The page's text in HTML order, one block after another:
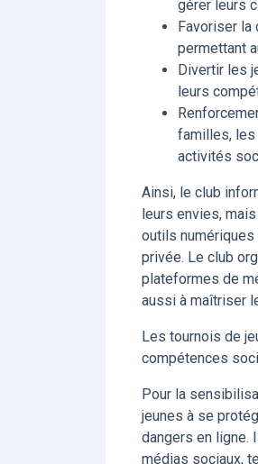
gérer leurs
Favoriser la
permettant
Divertir les
leurs
familles, les
activités
Ainsi, le club
leurs envies,
outils
privée. Le club
plateformes de
aussi à maîtriser
Les tournois de
compétences
Pour la
jeunes à se
dangers en ligne.
médias sociaux,